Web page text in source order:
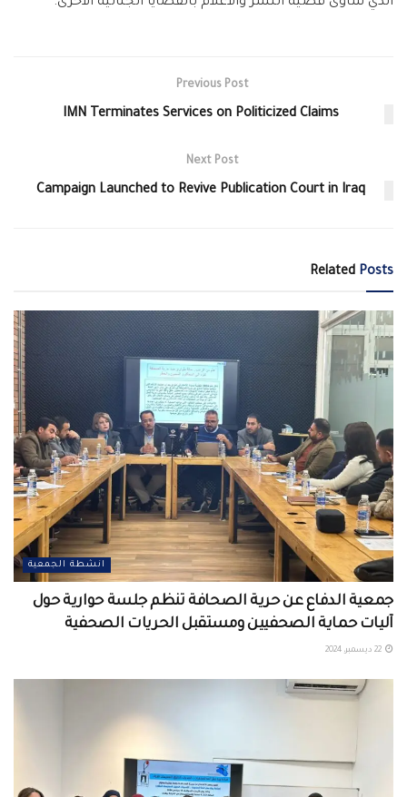
الذي ساوى قضية النشر والاعلام بالقضايا الجنائية الاخرى.
Previous Post
IMN Terminates Services on Politicized Claims
Next Post
Campaign Launched to Revive Publication Court in Iraq
Related Posts
انشطة الجمعية
جمعية الدفاع عن حرية الصحافة تنظم جلسة حوارية حول
آليات حماية الصحفيين ومستقبل الحريات الصحفية